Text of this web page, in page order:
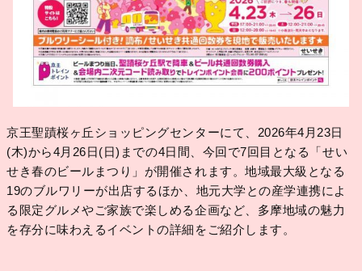
京王聖蹟桜ヶ丘ショッピングセンターにて、2026年4月23日
(木)から4月26日(日)までの4日間、今回で7回目となる「せい
せき春のビールまつり」が開催されます。地域最大級となる
19のブルワリーが出店するほか、地元大学との産学連携によ
る限定グルメやご家族で楽しめる企画など、多摩地域の魅力
を存分に味わえるイベントの詳細をご紹介します。